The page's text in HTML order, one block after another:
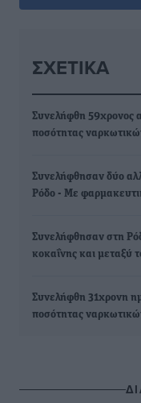
ΣΧΕΤΙΚΆ
Συνελήφθη 59χρονος
ποσότητας
Συνελήφθησαν δύο
Ρόδο - Με
Συνελήφθησαν στη
κοκαΐνης και μεταξύ
Συνελήφθη 31χρονη
ποσότητας